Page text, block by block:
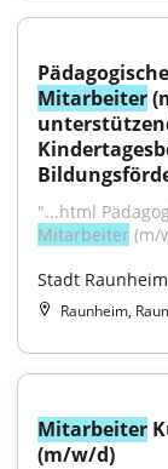
Pädagogische
Mitarbeiter
"...html
Mitarbeiter (m/
Stadt Raunheim
Raunheim,
Mitarbeiter
(m/w/d)